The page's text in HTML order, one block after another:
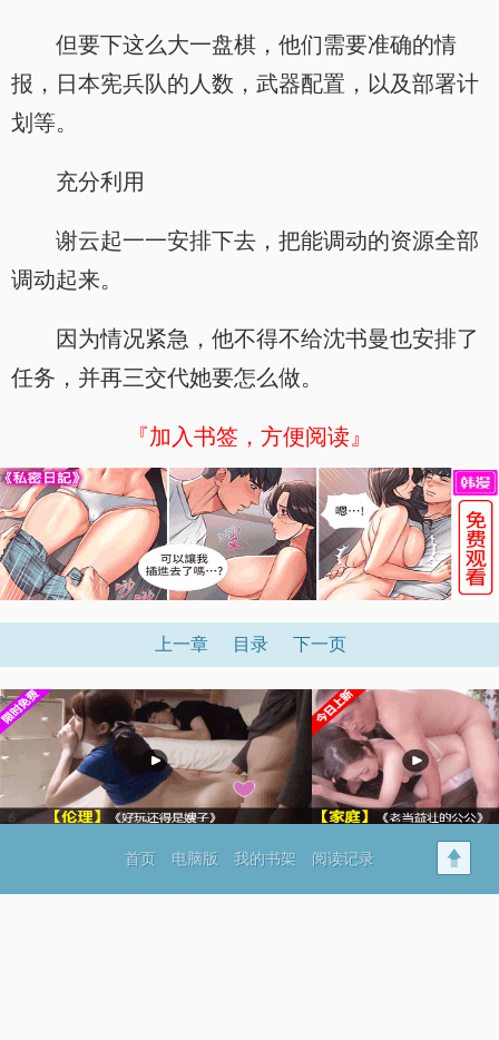
但要下这么大一盘棋，他们需要准确的情
报，日本宪兵队的人数，武器配置，以及部署计
划等。
充分利用
谢云起一一安排下去，把能调动的资源全部
调动起来。
因为情况紧急，他不得不给沈书曼也安排了
任务，并再三交代她要怎么做。
『加入书签，方便阅读』
x
上一章 目录 下一页
x
首页 电脑版 我的书架 阅读记录